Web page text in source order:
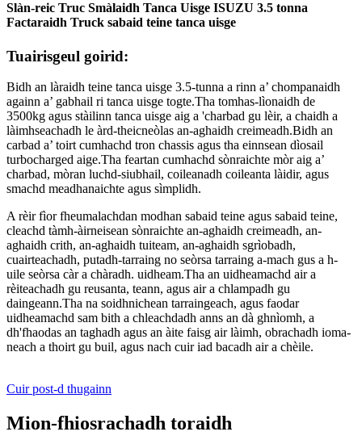
Slàn-reic Truc Smàlaidh Tanca Uisge ISUZU 3.5 tonna
Factaraidh Truck sabaid teine ​​​​tanca uisge
Tuairisgeul goirid:
Bidh an làraidh teine ​​​​tanca uisge 3.5-tunna a rinn a’ chompanaidh
againn a’ gabhail ri tanca uisge togte.Tha tomhas-lìonaidh de
3500kg agus stàilinn tanca uisge aig a 'charbad gu lèir, a chaidh a
làimhseachadh le àrd-theicneòlas an-aghaidh creimeadh.Bidh an
carbad a’ toirt cumhachd tron ​​​​chassis agus tha einnsean dìosail
turbocharged aige.Tha feartan cumhachd sònraichte mòr aig a’
charbad, mòran luchd-siubhail, coileanadh coileanta làidir, agus
smachd meadhanaichte agus sìmplidh.
A rèir fìor fheumalachdan modhan sabaid teine ​​​​agus sabaid teine,
cleachd tàmh-àirneisean sònraichte an-aghaidh creimeadh, an-
aghaidh crith, an-aghaidh tuiteam, an-aghaidh sgrìobadh,
cuairteachadh, putadh-tarraing no seòrsa tarraing a-mach gus a h-
uile seòrsa càr a chàradh. uidheam.Tha an uidheamachd air a
rèiteachadh gu reusanta, teann, agus air a chlampadh gu
daingeann.Tha na soidhnichean tarraingeach, agus faodar
uidheamachd sam bith a chleachdadh anns an dà ghnìomh, a
dh'fhaodas an taghadh agus an àite faisg air làimh, obrachadh ioma-
neach a thoirt gu buil, agus nach cuir iad bacadh air a chèile.
Cuir post-d thugainn
Mion-fhiosrachadh toraidh